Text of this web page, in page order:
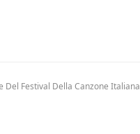
Del Festival Della Canzone Italiana